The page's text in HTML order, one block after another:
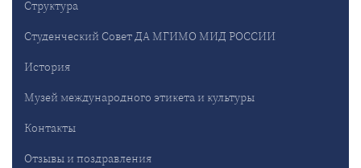
Структура
Студенческий Совет ДА МГИМО МИД РОССИИ
История
Музей международного этикета и культуры
Контакты
Отзывы и поздравления